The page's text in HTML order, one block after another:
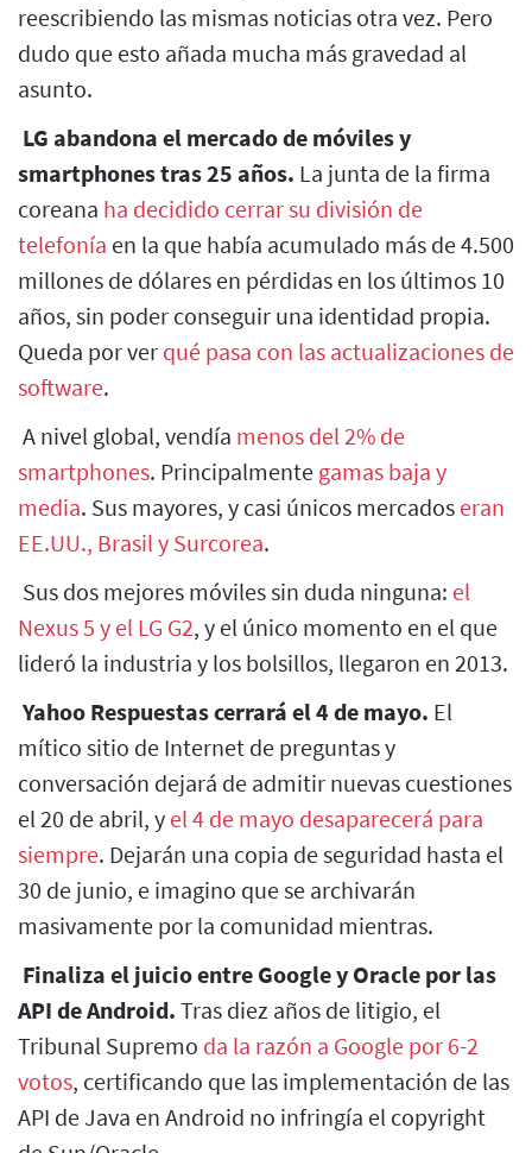
reescribiendo las mismas noticias otra vez. Pero
dudo que esto añada mucha más gravedad al
asunto.
LG abandona el mercado de móviles y
smartphones tras 25 años. La junta de la firma
coreana ha decidido cerrar su división de
telefonía en la que había acumulado más de 4.500
millones de dólares en pérdidas en los últimos 10
años, sin poder conseguir una identidad propia.
Queda por ver qué pasa con las actualizaciones de
software.
A nivel global, vendía menos del 2% de
smartphones. Principalmente gamas baja y
media. Sus mayores, y casi únicos mercados eran
EE.UU., Brasil y Surcorea.
Sus dos mejores móviles sin duda ninguna: el
Nexus 5 y el LG G2, y el único momento en el que
lideró la industria y los bolsillos, llegaron en 2013.
Yahoo Respuestas cerrará el 4 de mayo. El
mítico sitio de Internet de preguntas y
conversación dejará de admitir nuevas cuestiones
el 20 de abril, y el 4 de mayo desaparecerá para
siempre. Dejarán una copia de seguridad hasta el
30 de junio, e imagino que se archivarán
masivamente por la comunidad mientras.
Finaliza el juicio entre Google y Oracle por las
API de Android. Tras diez años de litigio, el
Tribunal Supremo da la razón a Google por 6-2
votos, certificando que las implementación de las
API de Java en Android no infringía el copyright